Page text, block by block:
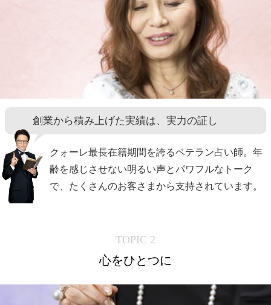
創業から積み上げた実績は、実力の証し
クォーレ最長在籍期間を誇るベテラン占い師。年
齢を感じさせない明るい声とパワフルなトーク
で、たくさんのお客さまから支持されています。
TOPIC 2
心をひとつに